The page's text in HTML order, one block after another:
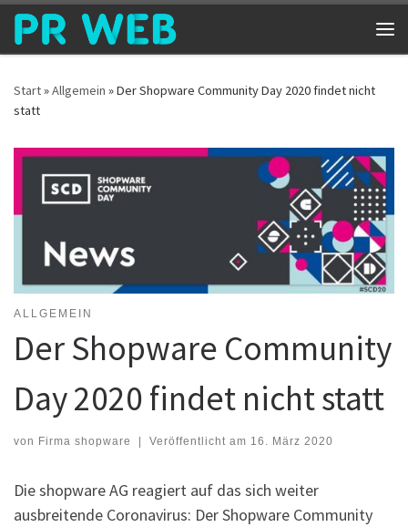
Zum Inhalt springen
Start»Allgemein »Der Shopware Community Day 2020 findet nicht
statt
ALLGEMEIN
Der Shopware Community
Day 2020 findet nicht statt
von Firma shopware Veröffentlicht am 16. März 2020
Die shopware AG reagiert auf das sich weiter
ausbreitende Coronavirus: Der Shopware Community